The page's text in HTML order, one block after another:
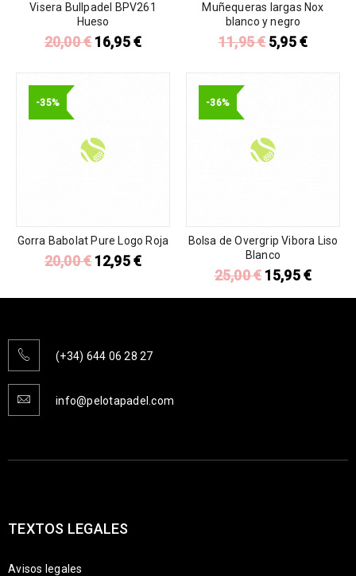
Visera Bullpadel BPV261
Hueso
20,00€ 16,95€
Muñequeras largas Nox
blanco y negro
11,95€ 5,95€
-35%
Gorra Babolat Pure Logo Roja
20,00€ 12,95€
-36%
Bolsa de Overgrip Vibora Liso
Blanco
25,00€ 15,95€
(+34) 644 06 28 27
info@pelotapadel.com
TEXTOS LEGALES
Avisos legales